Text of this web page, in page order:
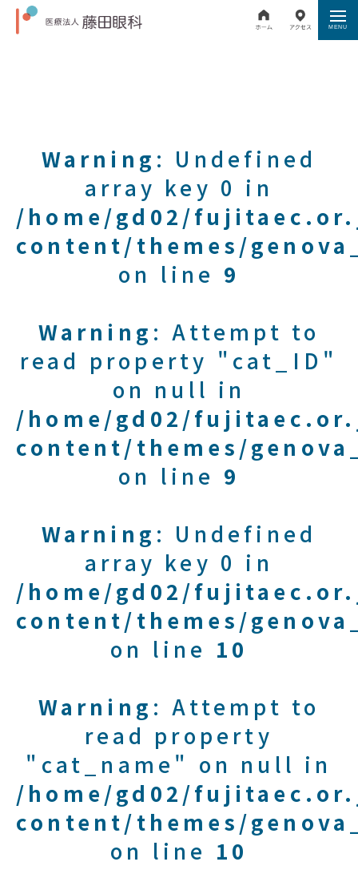
Warning : Undefined
array key 0 in
/home/gd02/
content/themes/
on line 9
Warning : Attempt to
read property "cat_ID"
on null in
/home/gd02/
content/themes/
on line 9
Warning : Undefined
array key 0 in
/home/gd02/
content/themes/
on line 10
Warning : Attempt to
read property
"cat_name" on null in
/home/gd02/
content/themes/
on line 10